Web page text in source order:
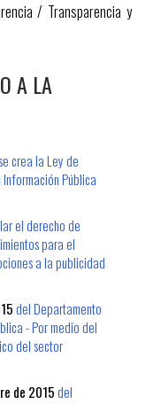
/ Transparencia y
A LA
crea la Ley de
Pública
el derecho de
para el
a la publicidad
del Departamento
- Por medio del
del sector
de 2015del